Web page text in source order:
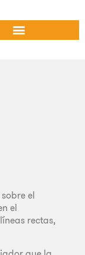
el
el
rectas,